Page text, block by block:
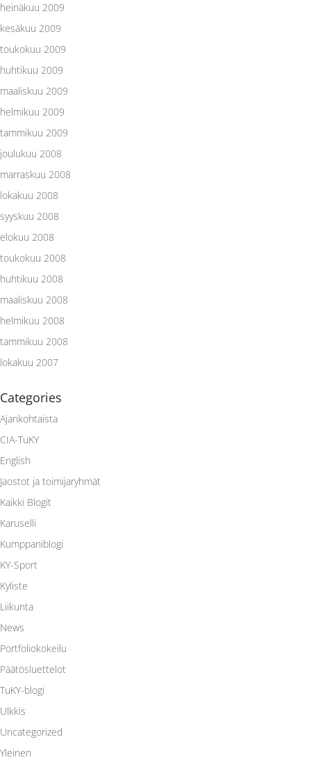
heinäkuu 2009
kesäkuu 2009
toukokuu 2009
huhtikuu 2009
maaliskuu 2009
helmikuu 2009
tammikuu 2009
joulukuu 2008
marraskuu 2008
lokakuu 2008
syyskuu 2008
elokuu 2008
toukokuu 2008
huhtikuu 2008
maaliskuu 2008
helmikuu 2008
tammikuu 2008
lokakuu 2007
Categories
Ajankohtaista
CIA-TuKY
English
Jaostot ja toimijaryhmät
Kaikki Blogit
Karuselli
Kumppaniblogi
KY-Sport
Kyliste
Liikunta
News
Portfoliokokeilu
Päätösluettelot
TuKY-blogi
Ulkkis
Uncategorized
Yleinen